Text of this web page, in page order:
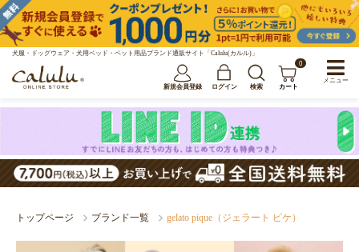
犬服・ドッグウェア・犬用ベッド・ペット用品ブランド通販サイト「Calulu(カルル)」
新規会員登録 ログイン 検索
0
カート
トップページ ブランド一覧 gelato pique（ジェラート ピケ）
メニュー